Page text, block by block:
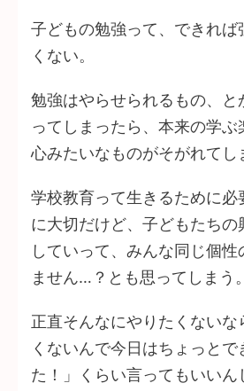
子どもの勉強って、できれば
くない。
勉強はやらせられるもの、と
ってしまったら、本来の学
心みたいなものがそがれてし
学校教育って生きるために必
に大切だけど、子どもたちの
していって、みんな同じ個
ません…？とも思ってしまう。
正直そんなにやりたくないな
くないんで今日はちょっとで
た！」くらい言ってもいい